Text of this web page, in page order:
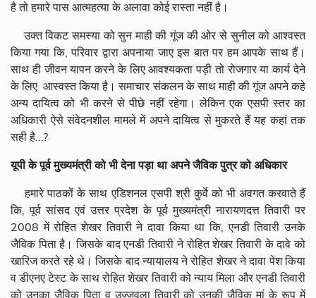
है तो हमारे पास आत्महत्या के अलावा कोई रास्ता नहीं है।
उक्त विकट समस्या को सुन माही की गूंज की ओर से सुनील को आश्वस्त
किया गया कि, परिवार द्वारा अपनाया जाए इस बात पर हम आपके साथ हैं।
साथ ही जीवन यापन करने के लिए आवश्यकता पड़ी तो रोजगार या कार्य देने
के लिए आस्वस्त किया है। समाचार संकलन के साथ माही की गूंज अपने कहे
अन्य दायित्व को भी करने से पीछे नहीं रहेगा। लेकिन एक एसपी स्तर का
अधिकारी ऐसे संवेदनशील मामले में अपने दायित्व से मुकरते हैं यह कहां तक
सही है...?
यूपी के पूर्व मुख्यमंत्री को भी देना पड़ा था अपने जैविक पुत्र को अधिकार
हमारे पाठकों के साथ एडिशनल एसपी श्री कुर्वे को भी अवगत करवाते हैं
कि, पूर्व सांसद एवं उत्तर प्रदेश के पूर्व मुख्यमंत्री नारायणदत्त तिवारी पर
2008 में रोहित शेखर तिवारी ने दावा किया था कि, एनडी तिवारी उनके
जैविक पिता है। जिसके बाद एनडी तिवारी ने रोहित शेखर तिवारी के दावे को
खारिज करते रहे थे। जिसके बाद न्यायालय ने रोहित शेखर ने दावा पेश किया
व डीएनए टेस्ट के साथ रोहित शेखर तिवारी को न्याय मिला और एनडी तिवारी
को उनका जैविक पिता व उज्जवला तिवारी को उनकी जैविक मां के रूप में